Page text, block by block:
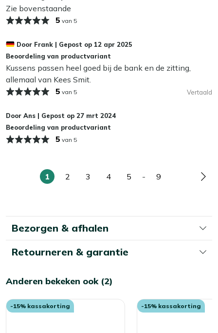
blijven. Dat bespaart je weer schoonmaakwerk!
laten liggen?
Wij adviseren om je tuinkussens droog op te bergen als je
ze niet gebruikt. Zelfs de meest waterafstotende stoffen
kunnen op termijn last krijgen van vocht, wat slijtage en
schimmel kan veroorzaken. In de herfst en winter bewaar
opbergbox. Zo blijven ze langer mooi en fris!
Zie bovenstaande
5 van 5
Door Frank | Gepost op 12 apr 2025
Beoordeling van productvariant
Kussens passen heel goed bij de bank en de zitting,
allemaal van Kees Smit.
5 van 5 Vertaald
Door Ans | Gepost op 27 mrt 2024
Beoordeling van productvariant
5 van 5
U
pagina
1
Pagina
2
Pagina
3
Pagina
4
Pagina
5 -
Pagina
9
Bezorgen & afhalen
Retourneren & garantie
Anderen bekeken ook (2)
-15% kassakorting -15% kassakorting